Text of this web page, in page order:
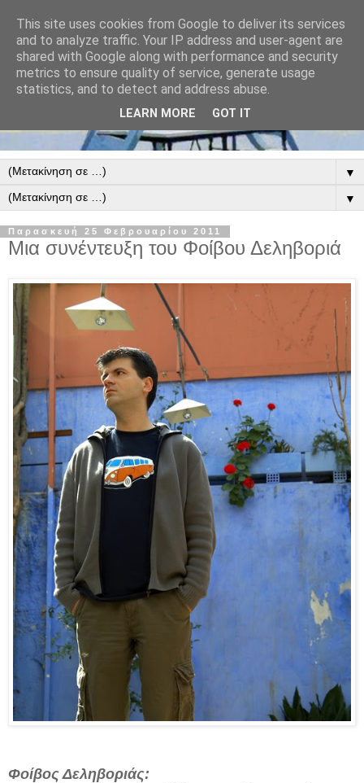
▼
▼
Παρασκευή 25 Φεβρουαρίου 2011
Μια συνέντευξη του Φοίβου Δεληβοριά
Φοίβος Δεληβοριάς:
This site uses cookies from Google to deliver its services
and to analyze traffic. Your IP address and user-agent are
shared with Google along with performance and security
metrics to ensure quality of service, generate usage
statistics, and to detect and address abuse.
LEARN MORE GOT IT